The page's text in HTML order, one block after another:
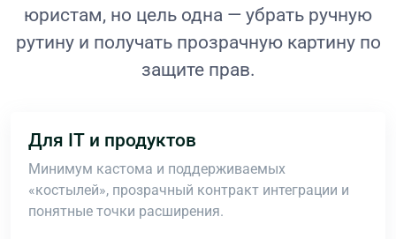
юристам, но цель одна — убрать ручную
рутину и получать прозрачную картину по
защите прав.
Для IT и продуктов
Минимум кастома и поддерживаемых
«костылей», прозрачный контракт интеграции и
понятные точки расширения.